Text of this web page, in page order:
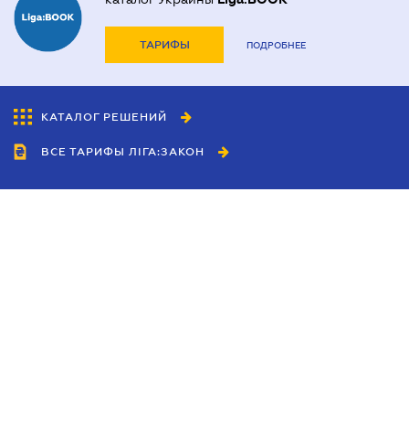
ТАРИФЫ ПОДРОБНЕЕ
КАТАЛОГ РЕШЕНИЙ
ВСЕ ТАРИФЫ ЛІГА:ЗАКОН